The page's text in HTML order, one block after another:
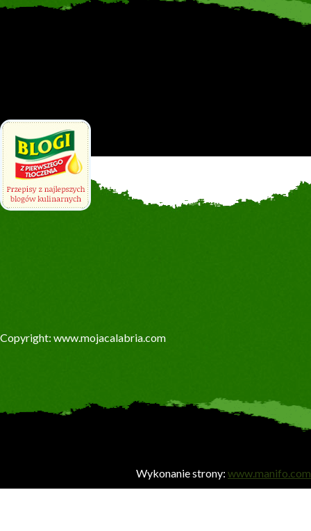
Copyright: www.mojacalabria.com
Wykonanie strony: www.manifo.com